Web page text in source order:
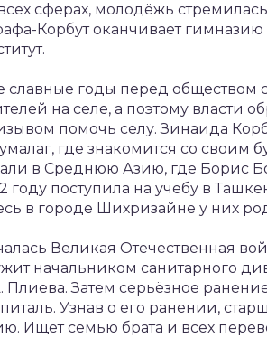
сферах, молодёжь
Корбут оканчивает
славные годы перед обществом
на селе, а поэтому власти
помочь селу. Зинаида
где знакомится со
в Среднюю Азию, где Борис
году поступила на учёбу в
в городе Шихризайне у них
Великая Отечественная
начальником санитарного
Плиева. Затем серьёзное
Узнав о его ранении,
Ищет семью брата и всех